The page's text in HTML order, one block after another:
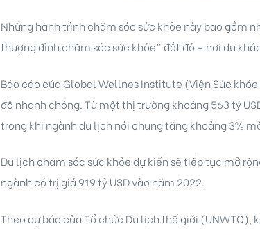
Những hành trình chăm sóc sức khỏe này bao gồm
thượng đỉnh chăm sóc sức khỏe” đắt đỏ – nơi du
Báo cáo của Global Wellnes Institute (Viện Sức
độ nhanh chóng. Từ một thị trường khoảng 563 tỷ
trong khi ngành du lịch nói chung tăng khoảng 3%
Du lịch chăm sóc sức khỏe dự kiến sẽ tiếp tục mở
ngành có trị giá 919 tỷ USD vào năm 2022.
Theo dự báo của Tổ chức Du lịch thế giới